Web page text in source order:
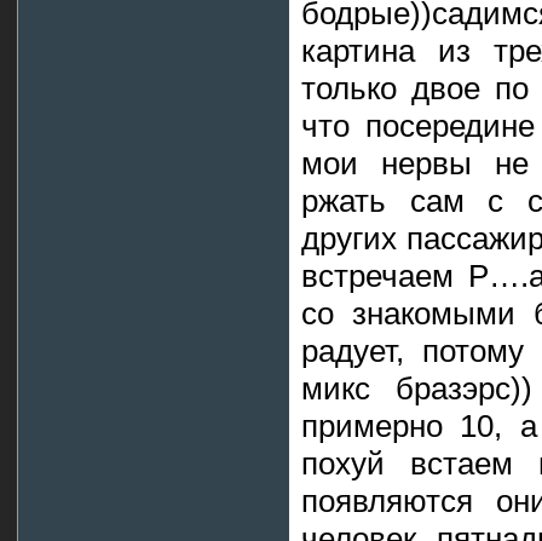
картина из
только двое
что
мои нервы не
ржать сам с
других
встречаем
со знакомыми
радует,
микс
примерно 10,
похуй
появляются